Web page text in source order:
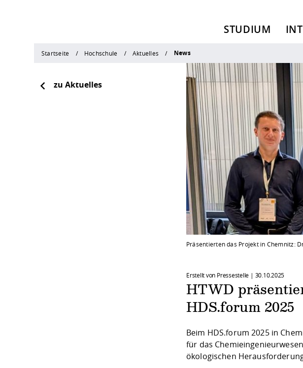
STUDIUM
Startseite Hochschule Aktuelles News
zu Aktuelles
Präsentierten das Projekt in Chemnitz:
Erstellt von Pressestelle | 30.10.2025
HTWD
HDS.forum 2025
Beim HDS.forum 2025 in
für das
ökologischen